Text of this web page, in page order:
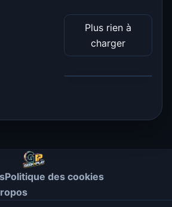
Plus rien à
charger
Politique des cookies